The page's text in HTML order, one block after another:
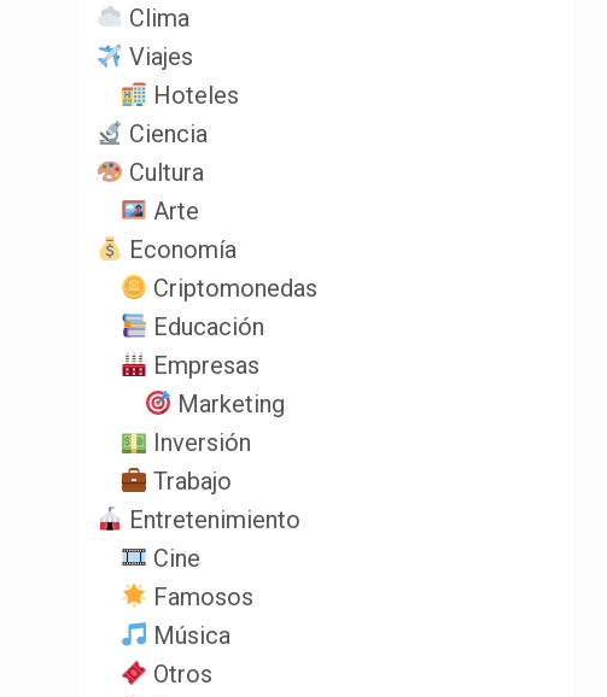
Clima
Viajes
Hoteles
Ciencia
Cultura
Arte
Economía
Criptomonedas
Educación
Empresas
Marketing
Inversión
Trabajo
Entretenimiento
Cine
Famosos
Música
Otros